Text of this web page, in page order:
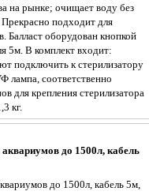
на рынке; очищает воду без
подходит для
Балласт оборудован кнопкой
5м. В комплект входит:
подключить к стерилизатору
лампа, соответственно
для крепления стерилизатора
кг.
до 1500л, кабель
до 1500л, кабель 5м,